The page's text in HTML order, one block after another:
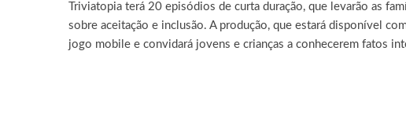
Triviatopia terá 20 episódios de curta duração, que levarão as
sobre aceitação e inclusão. A produção, que estará disponível
jogo mobile e convidará jovens e crianças a conhecerem fatos